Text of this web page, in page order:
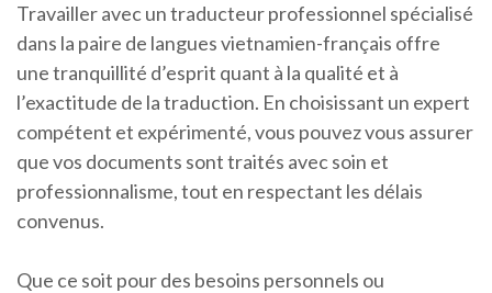
Travailler avec un traducteur professionnel spécialisé
dans la paire de langues vietnamien-français offre
une tranquillité d’esprit quant à la qualité et à
l’exactitude de la traduction. En choisissant un expert
compétent et expérimenté, vous pouvez vous assurer
que vos documents sont traités avec soin et
professionnalisme, tout en respectant les délais
convenus.
Que ce soit pour des besoins personnels ou